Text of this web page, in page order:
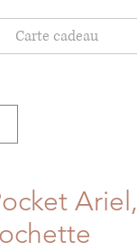
Carte cadeau
Ariel,